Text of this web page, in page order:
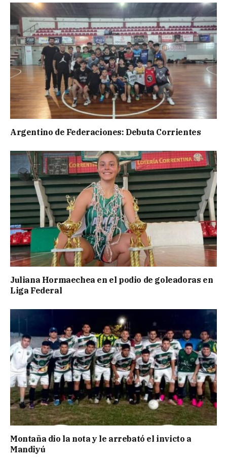
Argentino de Federaciones: Debuta Corrientes
Juliana Hormaechea en el podio de goleadoras en
Liga Federal
Montaña dio la nota y le arrebató el invicto a
Mandiyú